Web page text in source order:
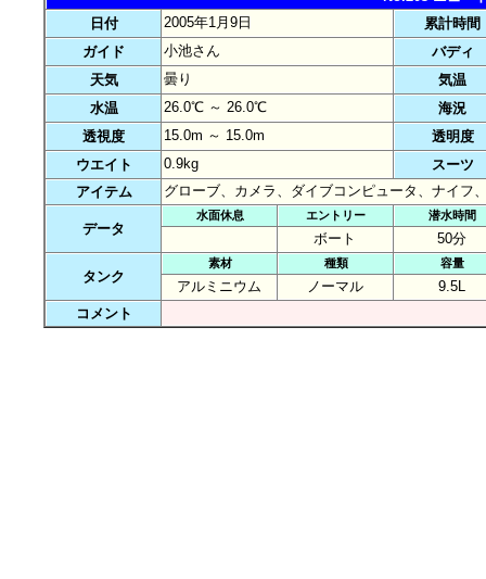
日付
2005年1月9日
累計時間
ガイド
小池さん
バディ
天気
曇り
気温
水温
26.0℃ ～ 26.0℃
海況
透視度
15.0m ～ 15.0m
透明度
ウエイト
0.9kg
スーツ
アイテム
グローブ、カメラ、ダイブコンピュータ、ナイフ
データ
水面休息 エントリー 潜水時間
ボート 50分
タンク
素材 種類 容量
アルミニウム ノーマル
9.5L
コメント